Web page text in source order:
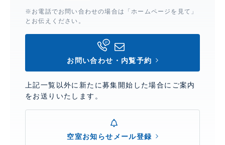
※お電話でお問い合わせの場合は「ホームページを見て」
とお伝えください。
お問い合わせ・内覧予約
上記一覧以外に新たに募集開始した場合にご案内
をお送りいたします。
空室お知らせメール登録